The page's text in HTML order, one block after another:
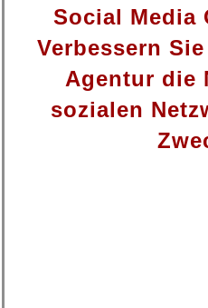
Social Media
Verbessern
Agentur die
sozialen